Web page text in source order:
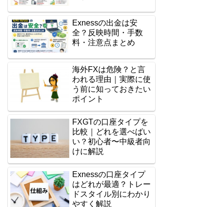
Exnessの出金は安
全？反映時間・手数
料・注意点まとめ
海外FXは危険？と言
われる理由｜実際に使
う前に知っておきたい
ポイント
FXGTの口座タイプを
比較｜どれを選べばい
い？初心者〜中級者向
けに解説
Exnessの口座タイプ
はどれが最適？トレー
ドスタイル別にわかり
やすく解説